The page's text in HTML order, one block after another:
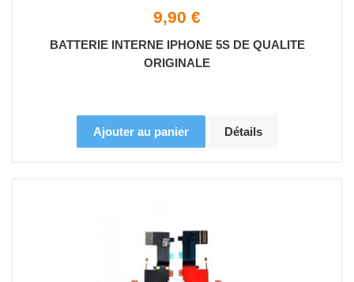
9,90 €
BATTERIE INTERNE IPHONE 5S DE QUALITE
ORIGINALE
Ajouter au panier Détails